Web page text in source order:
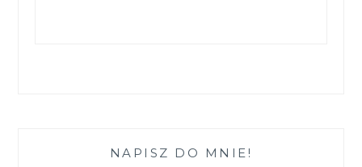
NAPISZ DO MNIE!